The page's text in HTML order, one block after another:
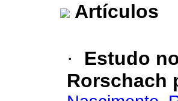
Artículos
·
Estudo
Rorschach